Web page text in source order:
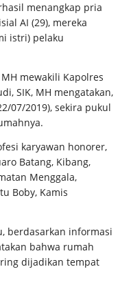
menangkap pria
AI (29), mereka
istri) pelaku
mewakili Kapolres
SIK, MH mengatakan,
07/2019), sekira pukul
karyawan honorer,
Batang, Kibang,
Menggala,
Boby, Kamis
berdasarkan informasi
bahwa rumah
dijadikan tempat